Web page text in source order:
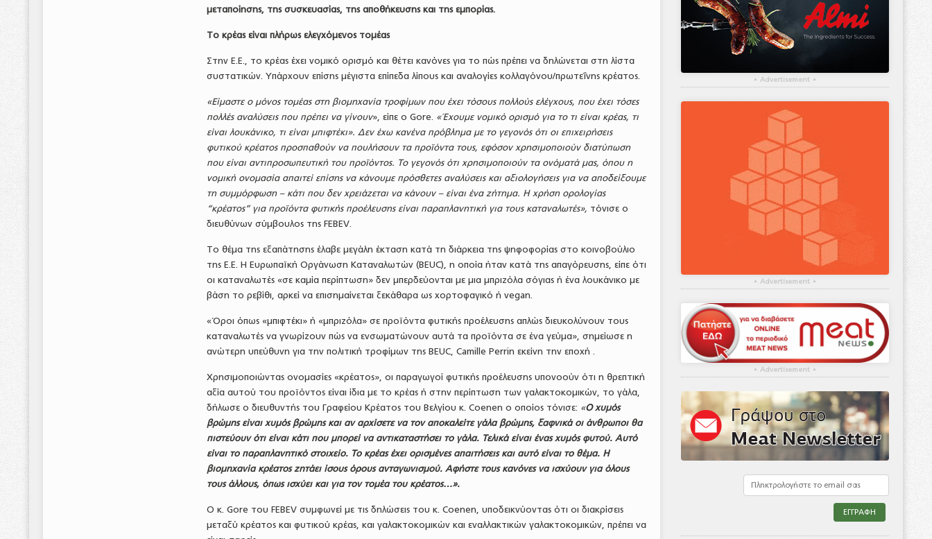
μεταποίησης, της συσκευασίας, της αποθήκευσης και της εμπορίας.
Το κρέας είναι πλήρως ελεγχόμενος τομέας
Στην Ε.Ε., το κρέας έχει νομικό ορισμό και θέτει κανόνες για το πώς πρέπει να δηλώνεται στη λίστα
συστατικών. Υπάρχουν επίσης μέγιστα επίπεδα λίπους και αναλογίες κολλαγόνου/πρωτεΐνης κρέατος.
«Είμαστε ο μόνος τομέας στη βιομηχανία τροφίμων που έχει τόσους πολλούς ελέγχους, που έχει τόσες
πολλές αναλύσεις που πρέπει να γίνουν», ​είπε ο Gore. «Έχουμε νομικό ορισμό για το τι είναι κρέας, τι
είναι λουκάνικο, τι είναι μπιφτέκι». Δεν έχω κανένα πρόβλημα με το γεγονός ότι οι επιχειρήσεις
φυτικού κρέατος προσπαθούν να πουλήσουν τα προϊόντα τους, εφόσον χρησιμοποιούν διατύπωση
που είναι αντιπροσωπευτική του προϊόντος. Το γεγονός ότι χρησιμοποιούν τα ονόματά μας, όπου η
νομική ονομασία απαιτεί επίσης να κάνουμε πρόσθετες αναλύσεις και αξιολογήσεις για να αποδείξουμε
τη συμμόρφωση – κάτι που δεν χρειάζεται να κάνουν – είναι ένα ζήτημα. Η χρήση ορολογίας
“κρέατος” για προϊόντα φυτικής προέλευσης είναι παραπλανητική για τους καταναλωτές», τόνισε ο
διευθύνων σύμβουλος της FEBEV.
Το θέμα της εξαπάτησης έλαβε μεγάλη έκταση κατά τη διάρκεια της ψηφοφορίας στο κοινοβούλιο
της Ε.Ε. Η Ευρωπαϊκή Οργάνωση Καταναλωτών (BEUC), η οποία ήταν κατά της απαγόρευσης, είπε ότι
οι καταναλωτές «σε καμία περίπτωση» δεν μπερδεύονται με μια μπριζόλα σόγιας ή ένα λουκάνικο με
βάση το ρεβίθι, αρκεί να επισημαίνεται ξεκάθαρα ως χορτοφαγικό ή vegan.
«Όροι όπως «μπιφτέκι» ή «μπριζόλα» σε προϊόντα φυτικής προέλευσης απλώς διευκολύνουν τους
καταναλωτές να γνωρίζουν πώς να ενσωματώνουν αυτά τα προϊόντα σε ένα γεύμα», σημείωσε η
ανώτερη υπεύθυνη για την πολιτική τροφίμων της BEUC, Camille Perrin εκείνη την εποχή .
Χρησιμοποιώντας ονομασίες «κρέατος», οι παραγωγοί φυτικής προέλευσης υπονοούν ότι η θρεπτική
αξία αυτού του προϊόντος είναι ίδια με το κρέας ή στην περίπτωση των γαλακτοκομικών, το γάλα,
δήλωσε ο διευθυντής του Γραφείου Κρέατος του Βελγίου κ. Coenen ο οποίος τόνισε: «Ο χυμός
βρώμης είναι χυμός βρώμης και αν αρχίσετε να τον αποκαλείτε γάλα βρώμης, ξαφνικά οι άνθρωποι θα
πιστεύουν ότι είναι κάτι που μπορεί να αντικαταστήσει το γάλα. Τελικά είναι ένας χυμός φυτού. Αυτό
είναι το παραπλανητικό στοιχείο. Το κρέας έχει ορισμένες απαιτήσεις και αυτό είναι το θέμα. Η
βιομηχανία κρέατος ζητάει ίσους όρους ανταγωνισμού. Αφήστε τους κανόνες να ισχύουν για όλους
τους άλλους, όπως ισχύει και για τον τομέα του κρέατος…».
Ο κ. Gore του FEBEV συμφωνεί με τις δηλώσεις του κ. Coenen, υποδεικνύοντας ότι οι διακρίσεις
μεταξύ κρέατος και φυτικού κρέας, και γαλακτοκομικών και εναλλακτικών γαλακτοκομικών, πρέπει να
▴ Advertisement ▴
▴ Advertisement ▴
▴ Advertisement ▴